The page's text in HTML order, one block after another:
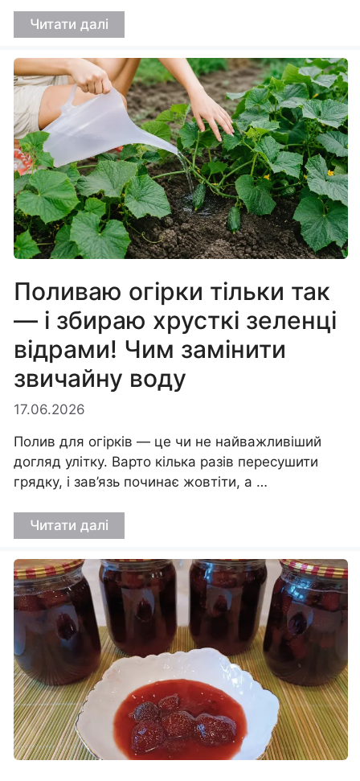
Читати далі
Поливаю огірки тільки так
— і збираю хрусткі зеленці
відрами! Чим замінити
звичайну воду
17.06.2026
Полив для огірків — це чи не найважливіший
догляд улітку. Варто кілька разів пересушити
грядку, і зав’язь починає жовтіти, а …
Читати далі